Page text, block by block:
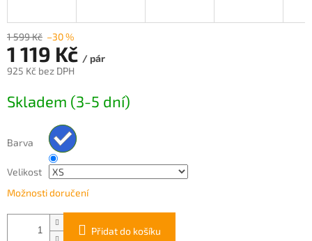
1 599 Kč –30 %
1 119 Kč / pár
925 Kč bez DPH
cena:
Skladem (3-5 dní)
Barva
Velikost
Možnosti doručení
Přidat do košíku